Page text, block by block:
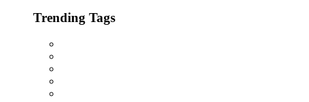
Trending Tags